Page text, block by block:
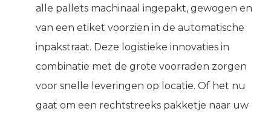
alle pallets machinaal ingepakt, gewogen en
van een etiket voorzien in de automatische
inpakstraat. Deze logistieke innovaties in
combinatie met de grote voorraden zorgen
voor snelle leveringen op locatie. Of het nu
gaat om een rechtstreeks pakketje naar uw